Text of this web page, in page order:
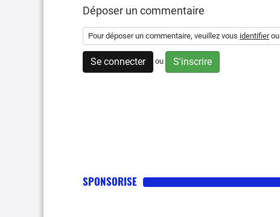
Déposer un commentaire
Pour déposer un commentaire, veuillez vous identifierou
Se connecter ou S'inscrire
SPONSORISE